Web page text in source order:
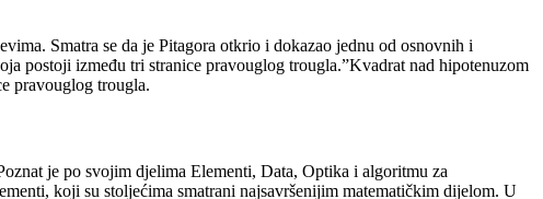
Smatra se da je Pitagora otkrio i dokazao jednu od osnovnih i
postoji između tri stranice pravouglog trougla.”Kvadrat nad hipotenuzom
pravouglog trougla.
je po svojim djelima Elementi, Data, Optika i algoritmu za
koji su stoljećima smatrani najsavršenijim matematičkim dijelom. U